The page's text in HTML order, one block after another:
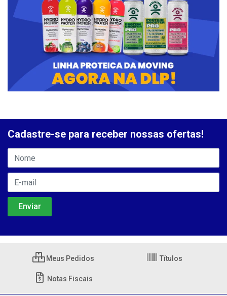
Cadastre-se para receber nossas ofertas!
Meus Pedidos Títulos
Notas Fiscais